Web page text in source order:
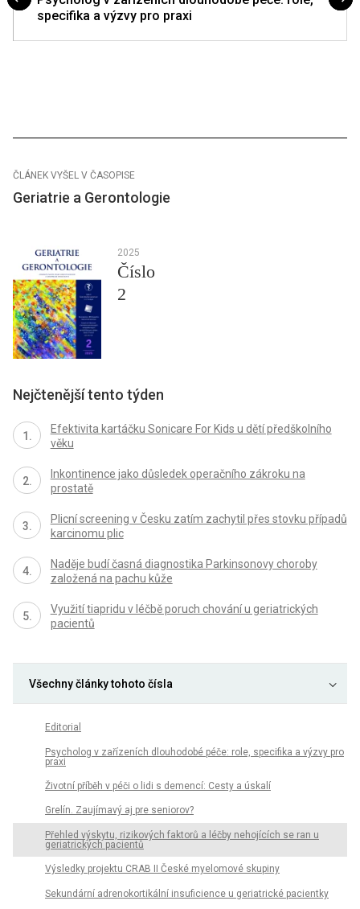
specifika a výzvy pro praxi
ČLÁNEK VYŠEL V ČASOPISE
Geriatrie a Gerontologie
2025
Číslo
2
Nejčtenější tento týden
Efektivita kartáčku Sonicare For Kids u dětí předškolního
věku
Inkontinence jako důsledek operačního zákroku na
prostatě
Plicní screening v Česku zatím zachytil přes stovku případů
karcinomu plic
Naděje budí časná diagnostika Parkinsonovy choroby
založená na pachu kůže
Využití tiapridu v léčbě poruch chování u geriatrických
pacientů
Všechny články tohoto čísla
Editorial
Psycholog v zařízeních dlouhodobé péče: role, specifika a výzvy pro
praxi
Životní příběh v péči o lidi s demencí: Cesty a úskalí
Grelín. Zaujímavý aj pre seniorov?
Přehled výskytu, rizikových faktorů a léčby nehojících se ran u
geriatrických pacientů
Výsledky projektu CRAB II České myelomové skupiny
Sekundární adrenokortikální insuficience u geriatrické pacientky